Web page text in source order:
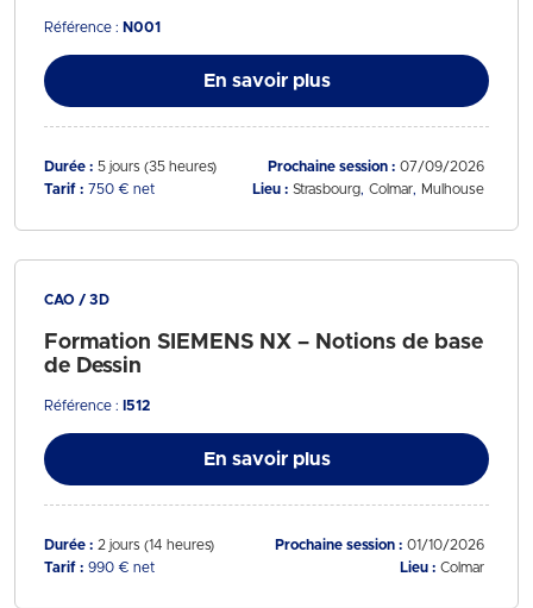
Référence : N001
En savoir plus
Durée : 5 jours (35 heures) Prochaine session : 07/09/2026
Tarif : 750 € net Lieu : Strasbourg Colmar Mulhouse
CAO / 3D
Formation SIEMENS NX – Notions de base
de Dessin
Référence : I512
En savoir plus
Durée : 2 jours (14 heures) Prochaine session : 01/10/2026
Tarif : 990 € net Lieu : Colmar